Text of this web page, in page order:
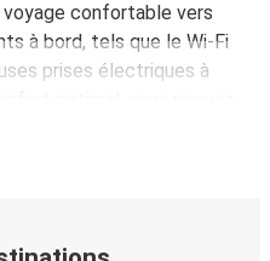
confortable vers
à bord, tels que le Wi-Fi
prises électriques à
lors de la réservation.